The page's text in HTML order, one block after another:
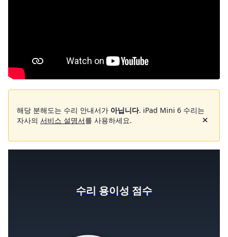
해당 분해도는 수리 안내서가 아닙니다. iPad Mini 6 수리는
자사의 서비스 설명서를 사용하세요.
수리 용이성 점수